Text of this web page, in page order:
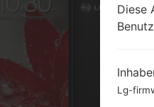
Diese
Lg-